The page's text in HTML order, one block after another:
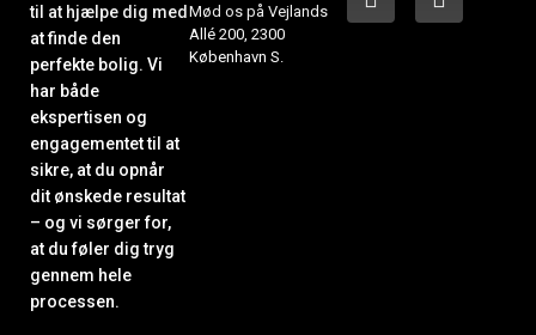
til at hjælpe dig med
at finde den
perfekte bolig. Vi
har både
ekspertisen og
engagementet til at
sikre, at du opnår
dit ønskede resultat
– og vi sørger for,
at du føler dig tryg
gennem hele
processen.
Mød os på Vejlands
Allé 200, 2300
København S.